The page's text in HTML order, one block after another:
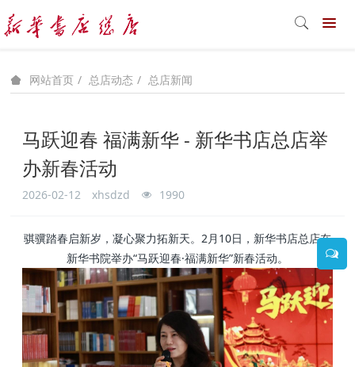
网站首页 总店动态 总店新闻
马跃迎春 福满新华 - 新华书店总店举
办新春活动
2026-02-12 xhsdzd 1990
骐骥踏春启新岁，凝心聚力拓新天。2月10日，新华书店总店在
新华书院举办“马跃迎春·福满新华”新春活动。